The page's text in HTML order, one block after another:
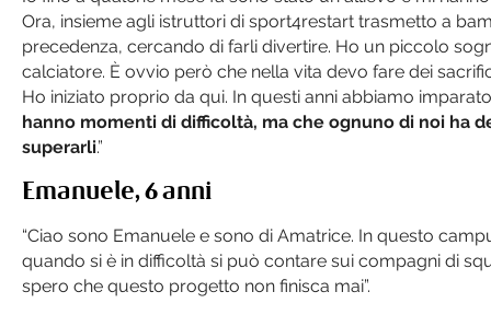
Ora, insieme agli istruttori di sport4restart trasmetto a
precedenza, cercando di farli divertire. Ho un piccolo
calciatore. È ovvio però che nella vita devo fare dei
Ho iniziato proprio da qui. In questi anni abbiamo
hanno momenti di difficoltà, ma che ognuno di noi ha
superarli.”
Emanuele, 6 anni
“Ciao sono Emanuele e sono di Amatrice. In questo
quando si è in difficoltà si può contare sui compagni di
spero che questo progetto non finisca mai”.